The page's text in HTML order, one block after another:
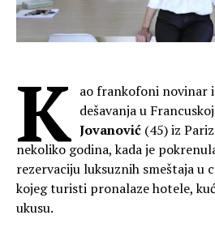
K ao frankofoni novinar
dešavanja u
Jovanović (45) iz
nekoliko godina, kada je
rezervaciju luksuznih smeštaja u
kojeg turisti pronalaze hotele,
ukusu.